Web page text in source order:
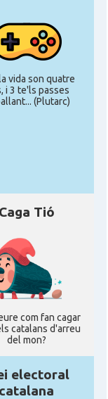
vida son quatre
i 3 te'ls passes
(Plutarc)
Caga Tió
com fan cagar
catalans d'arreu
del mon?
electoral
catalana